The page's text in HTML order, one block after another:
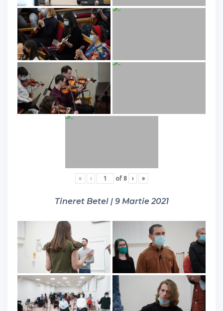
« ‹ of 8 › »
Tineret Betel | 9 Martie 2021